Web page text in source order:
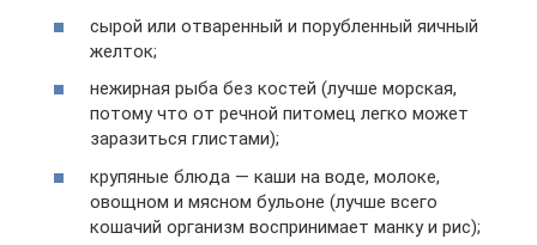
сырой или отваренный и порубленный яичный
желток;
нежирная рыба без костей (лучше морская,
потому что от речной питомец легко может
заразиться глистами);
крупяные блюда — каши на воде, молоке,
овощном и мясном бульоне (лучше всего
кошачий организм воспринимает манку и рис);